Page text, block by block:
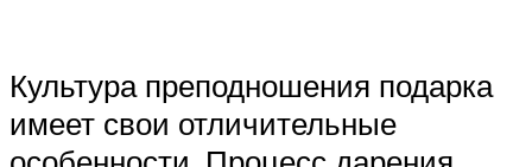
Культура преподношения подарка
имеет свои отличительные